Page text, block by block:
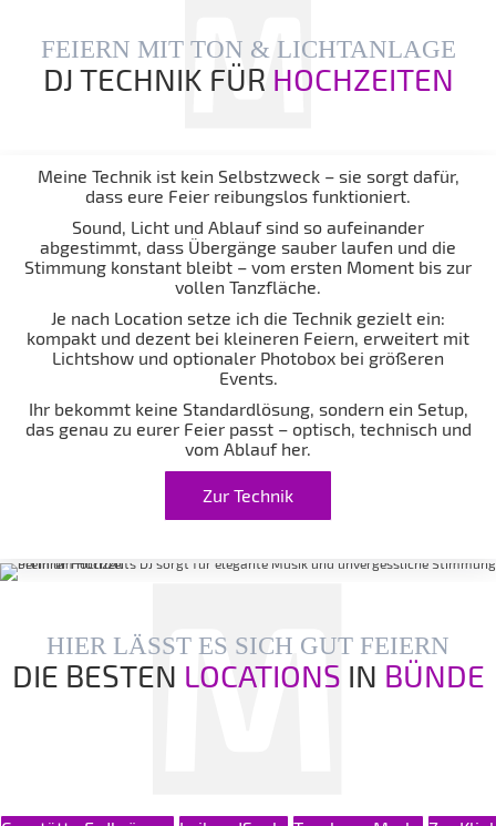
FEIERN MIT TON & LICHTANLAGE
DJ TECHNIK FÜR HOCHZEITEN
Meine Technik ist kein Selbstzweck – sie sorgt dafür,
dass eure Feier reibungslos funktioniert.
Sound, Licht und Ablauf sind so aufeinander
abgestimmt, dass Übergänge sauber laufen und die
Stimmung konstant bleibt – vom ersten Moment bis zur
vollen Tanzfläche.
Je nach Location setze ich die Technik gezielt ein:
kompakt und dezent bei kleineren Feiern, erweitert mit
Lichtshow und optionaler Photobox bei größeren
Events.
Ihr bekommt keine Standardlösung, sondern ein Setup,
das genau zu eurer Feier passt – optisch, technisch und
vom Ablauf her.
Zur Technik
HIER LÄSST ES SICH GUT FEIERN
DIE BESTEN LOCATIONS IN BÜNDE